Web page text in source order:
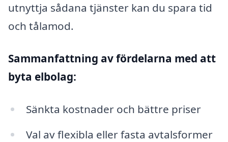
utnyttja sådana tjänster kan du spara tid
och tålamod.
Sammanfattning av fördelarna med att
byta elbolag:
Sänkta kostnader och bättre priser
Val av flexibla eller fasta avtalsformer